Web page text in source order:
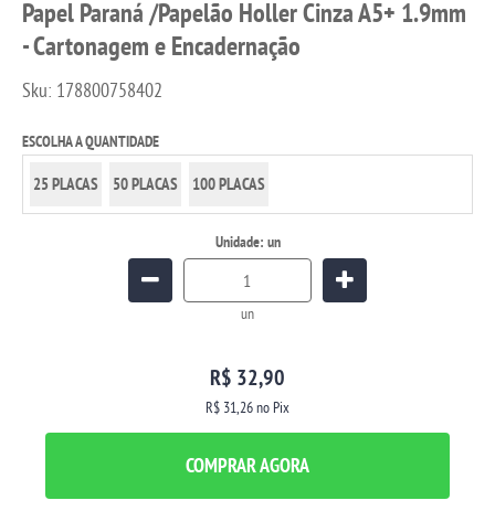
Papel Paraná /Papelão Holler Cinza A5+ 1.9mm
- Cartonagem e Encadernação
Sku: 178800758402
ESCOLHA A QUANTIDADE
25 PLACAS 50 PLACAS 100 PLACAS
Unidade: un
un
R$ 32,90
R$ 31,26no Pix
COMPRAR AGORA